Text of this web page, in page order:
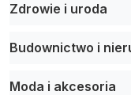
Zdrowie i uroda
Budownictwo i
Moda i akcesoria